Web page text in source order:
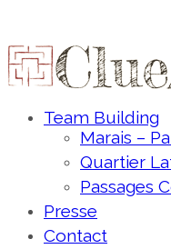
Team Building
Marais –
Quartier
Passages
Presse
Contact